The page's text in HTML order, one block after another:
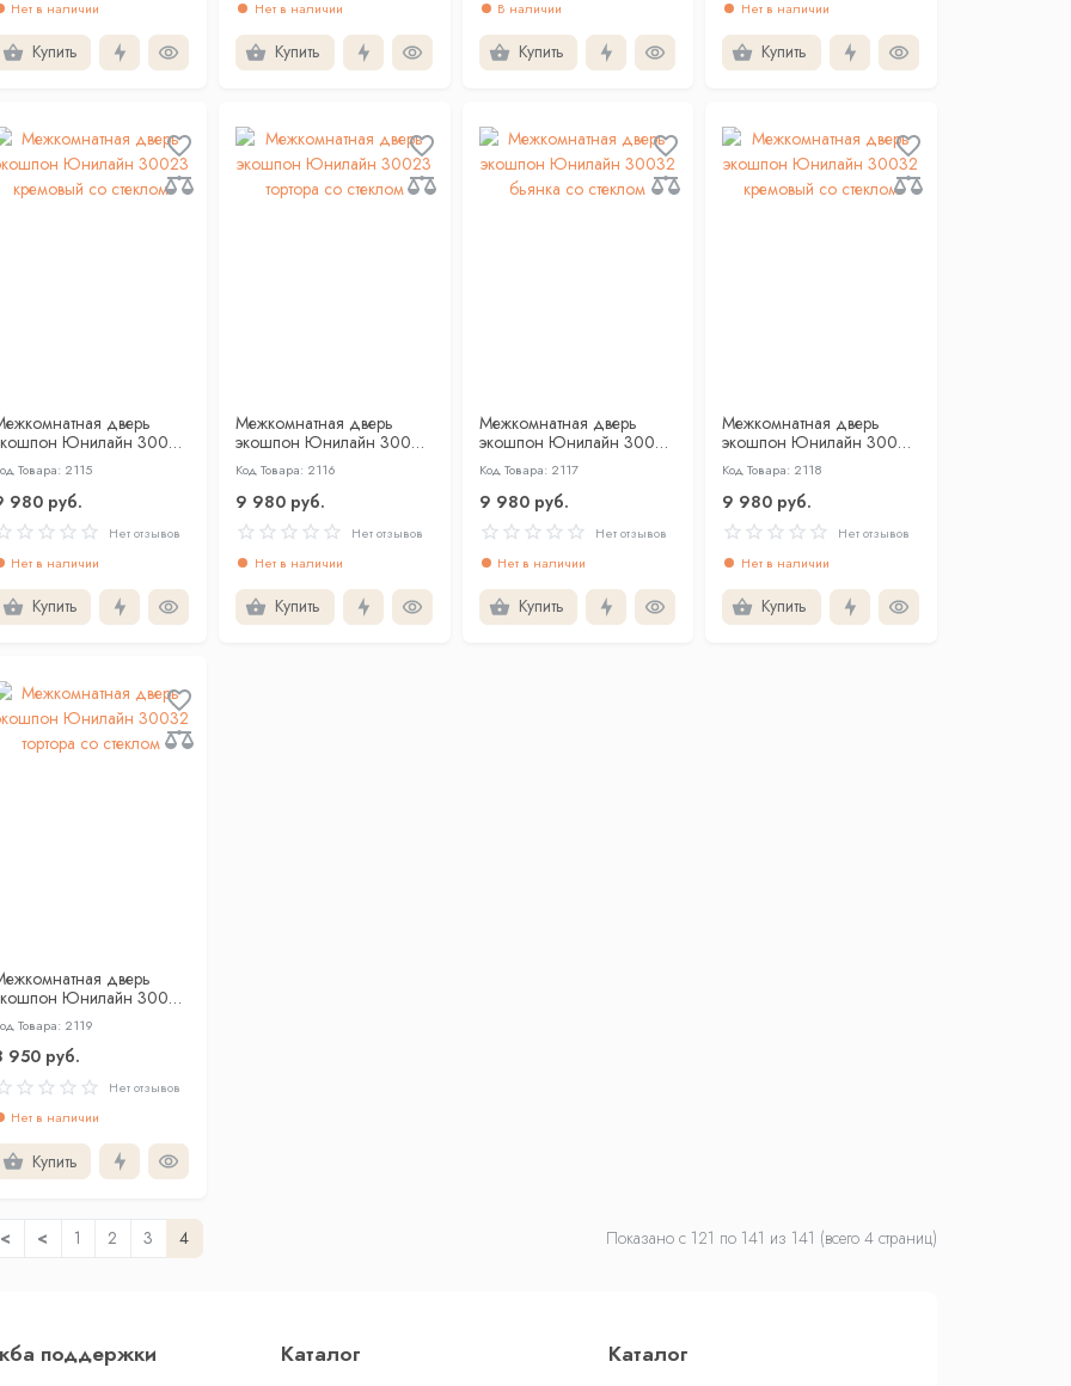
Нет в наличии
Купить
Нет в наличии
Купить
В наличии
Купить
Нет в наличии
Купить
дверь
Юнилайн 30023
со стеклом
Товара: 2115
980 руб.
Нет отзывов
Нет в наличии
Купить
Межкомнатная дверь
экошпон Юнилайн 30023
тортора со стеклом
Код Товара: 2116
9 980 руб.
Нет отзывов
Нет в наличии
Купить
Межкомнатная дверь
экошпон Юнилайн 30032
бьянка со стеклом
Код Товара: 2117
9 980 руб.
Нет отзывов
Нет в наличии
Купить
Межкомнатная дверь
экошпон Юнилайн 30032
кремовый со стеклом
Код Товара: 2118
9 980 руб.
Нет отзывов
Нет в наличии
Купить
дверь
Юнилайн 30032
со стеклом
Товара: 2119
950 руб.
Нет отзывов
Нет в наличии
Купить
Показано с 121 по 141 из 141 (всего 4 страниц)
< 1 2 3 4
поддержки Каталог Каталог